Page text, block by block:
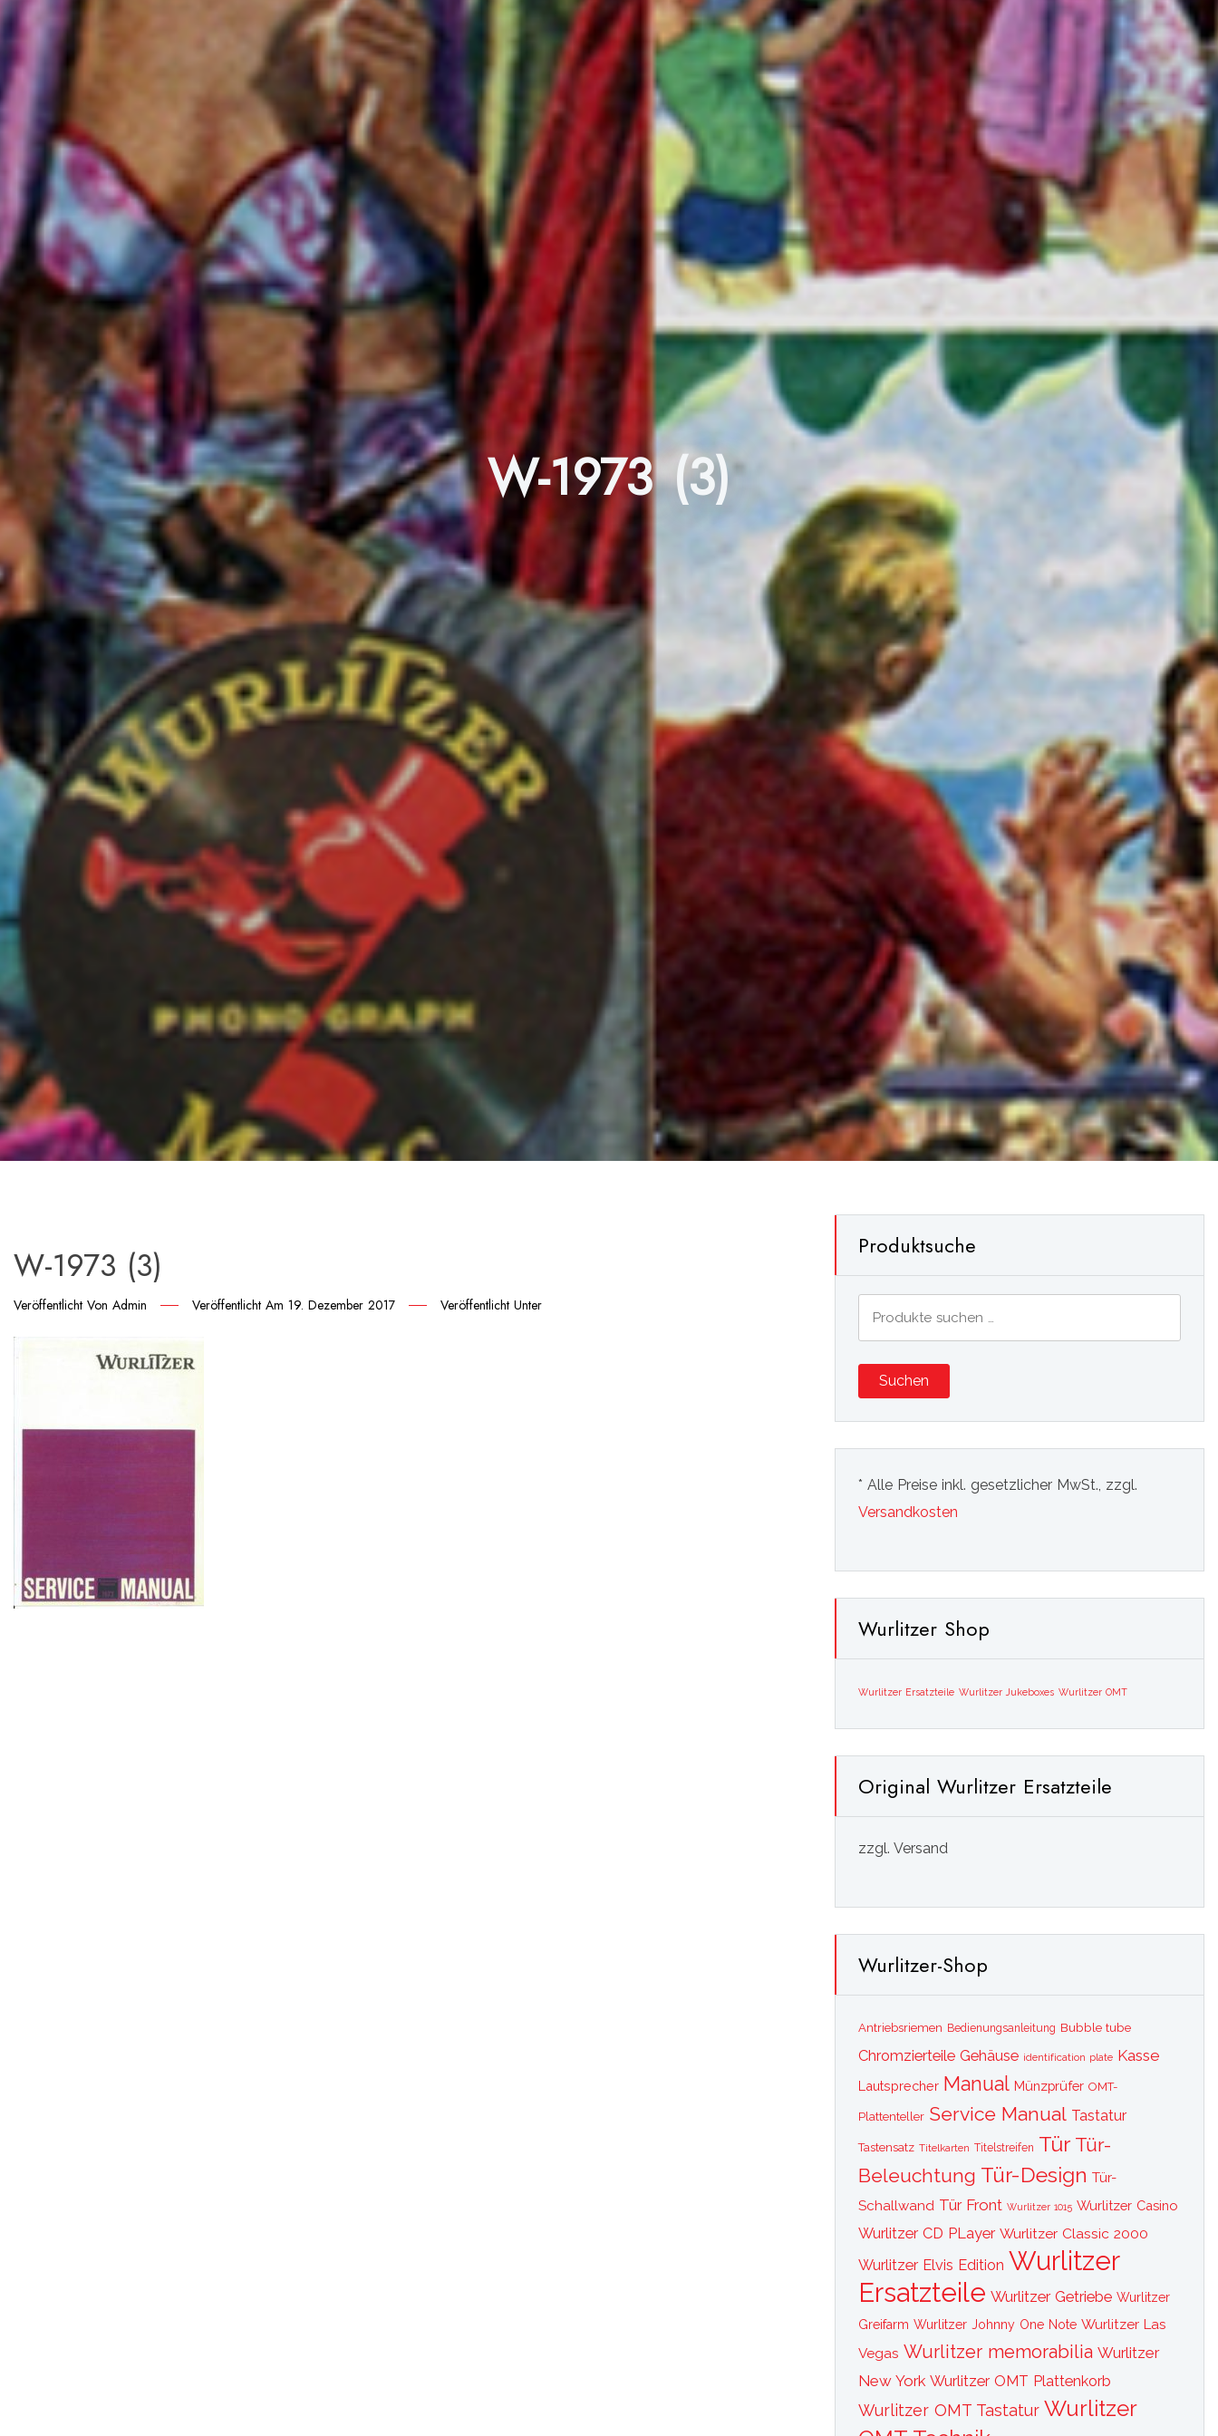
W-1973 (3)
W-1973 (3)
Veröffentlicht Von Admin Veröffentlicht Am 19. Dezember 2017 Veröffentlicht Unter
Produktsuche
Suchen
* Alle Preise inkl. gesetzlicher MwSt., zzgl.
Versandkosten
Wurlitzer Shop
Wurlitzer Ersatzteile Wurlitzer Jukeboxes Wurlitzer OMT
Original Wurlitzer Ersatzteile
zzgl. Versand
Wurlitzer-Shop
Antriebsriemen Bedienungsanleitung Bubble tube
Chromzierteile Gehäuse identification plate Kasse
Lautsprecher Manual Münzprüfer OMT-
Plattenteller Service Manual Tastatur
Tastensatz Titelkarten Titelstreifen Tür Tür-
Beleuchtung Tür-Design Tür-
Schallwand Tür Front Wurlitzer 1015 Wurlitzer Casino
Wurlitzer CD PLayer Wurlitzer Classic 2000
Wurlitzer Elvis Edition Wurlitzer
Ersatzteile Wurlitzer Getriebe Wurlitzer
Greifarm Wurlitzer Johnny One Note Wurlitzer Las
Vegas Wurlitzer memorabilia Wurlitzer
New York Wurlitzer OMT Plattenkorb
Wurlitzer OMT Tastatur Wurlitzer